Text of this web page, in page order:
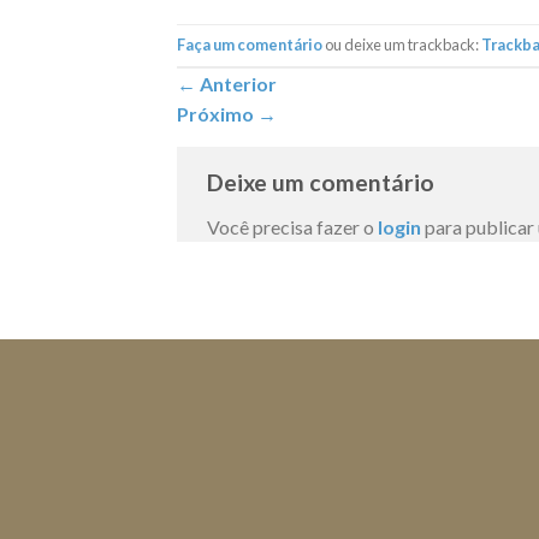
Faça um comentárioou deixe um trackback:
← Anterior
Próximo →
Deixe um comentário
Você precisa fazer o login para publicar